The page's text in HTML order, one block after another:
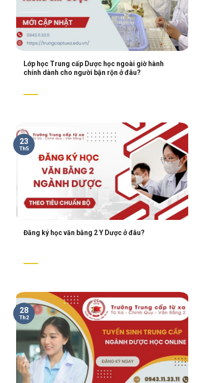
Lớp học Trung cấp Dược học ngoài giờ hành
chính dành cho người bận rộn ở đâu?
Đăng ký học văn bằng 2 Y Dược ở đâu?
23
Th5
28
Th2